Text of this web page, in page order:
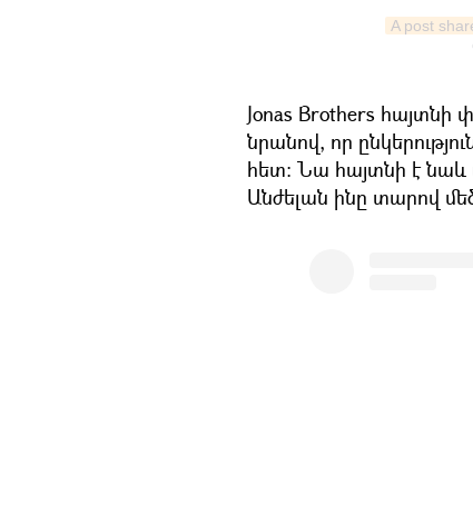
A post
Jonas Brothers
նրանով, որ
հետ։ Նա հայտնի է նաև
Անժելան ինը տարով